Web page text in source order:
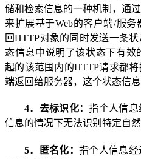
储和检索信息的一种机制，通
来扩展基于Web的客户端/服务
回HTTP对象的同时发送一条
态信息中说明了该状态下有效
起的该范围内的HTTP请求都将
端返回给服务器，这个状态信
4．去标识化：指个人信
信息的情况下无法识别特定自然
5．匿名化： 指个人信息经